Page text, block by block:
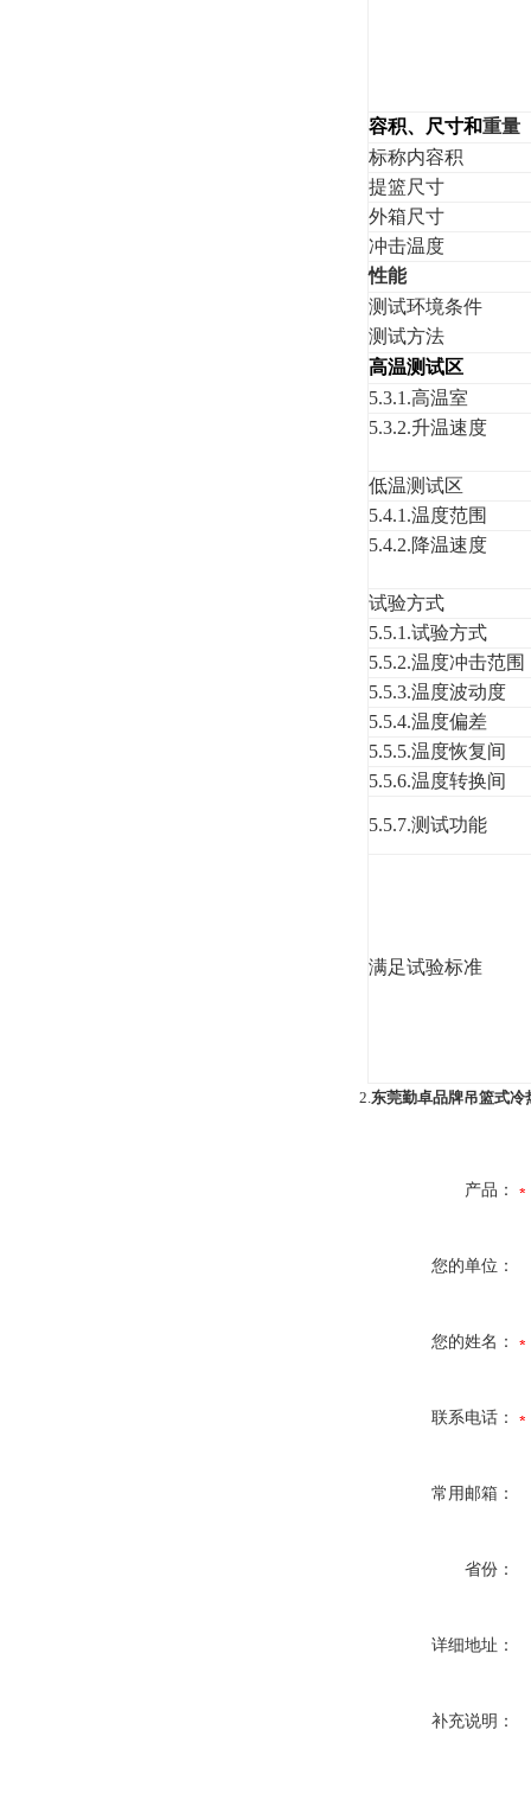
容积、尺寸和重量
标称内容积
提篮尺寸
外箱尺寸
冲击温度
性能
测试环境条件
测试方法
高温测试区
5.3.1.高温室
5.3.2.升温速度
低温测试区
5.4.1.温度范围
5.4.2.降温速度
试验方式
5.5.1.试验方式
5.5.2.温度冲击范围
5.5.3.温度波动度
5.5.4.温度偏差
5.5.5.温度恢复间
5.5.6.温度转换间
5.5.7.测试功能
满足试验标准
2.东莞勤卓品牌吊篮式冷
产品：
您的单位：
您的姓名：
联系电话：
常用邮箱：
省份：
详细地址：
补充说明：